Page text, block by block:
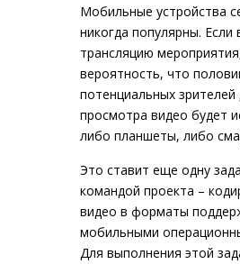
Мобильные устройства
никогда популярны. Если
трансляцию
вероятность, что
потенциальных зрителей
просмотра видео будет
либо планшеты, либо
Это ставит еще одну
командой проекта –
видео в форматы
мобильными
Для выполнения этой